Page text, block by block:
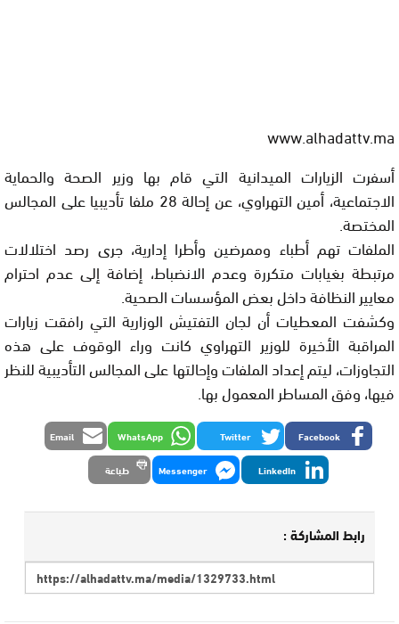
www.alhadattv.ma
أسفرت الزيارات الميدانية التي قام بها وزير الصحة والحماية
الاجتماعية، أمين التهراوي، عن إحالة 28 ملفا تأديبيا على المجالس
المختصة.
الملفات تهم أطباء وممرضين وأطرا إدارية، جرى رصد اختلالات
مرتبطة بغيابات متكررة وعدم الانضباط، إضافة إلى عدم احترام
معايير النظافة داخل بعض المؤسسات الصحية.
وكشفت المعطيات أن لجان التفتيش الوزارية التي رافقت زيارات
المراقبة الأخيرة للوزير التهراوي كانت وراء الوقوف على هذه
التجاوزات، ليتم إعداد الملفات وإحالتها على المجالس التأديبية للنظر
فيها، وفق المساطر المعمول بها.
Facebook
Twitter
WhatsApp
Email
LinkedIn
Messenger طباعة
رابط المشاركة :